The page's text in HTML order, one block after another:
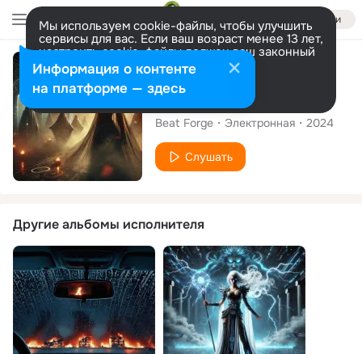
Войти
Мы используем cookie-файлы, чтобы улучшить
сервисы для вас. Если ваш возраст менее 13 лет,
настроить cookie-файлы должен ваш законный
представитель. Больше информации
Разрешить все Настроить
Сингл
Ghost
Beat Forge Электронная 2024
Слушать
Другие альбомы исполнителя
Информация о контенте
на платформе — здесь